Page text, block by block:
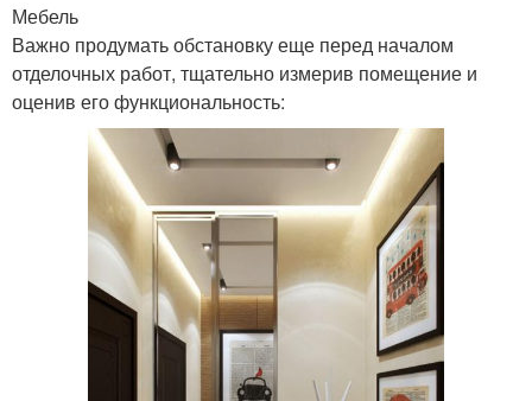
Мебель
Важно продумать обстановку еще перед началом
отделочных работ, тщательно измерив помещение и
оценив его функциональность: